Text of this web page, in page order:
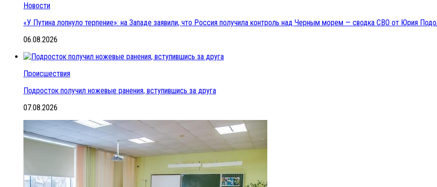
Новости
«У Путина лопнуло терпение»: на Западе заявили, что Россия получила контроль над Черным морем — сводка СВО от Юрия
06.08.2026
Происшествия
Подросток получил ножевые ранения, вступившись за друга
07.08.2026